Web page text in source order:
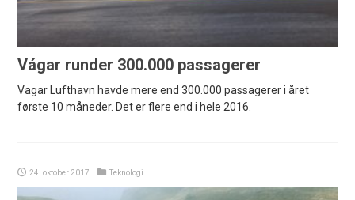
Vágar runder 300.000 passagerer
Vagar Lufthavn havde mere end 300.000 passagerer i året
første 10 måneder. Det er flere end i hele 2016.
24. oktober 2017 Teknologi